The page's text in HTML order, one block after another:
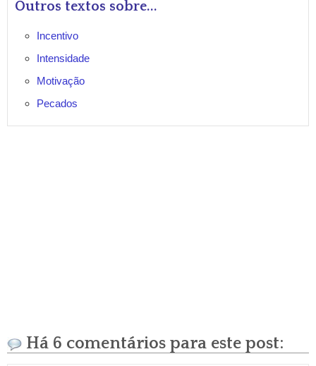
Outros textos sobre...
Incentivo
Intensidade
Motivação
Pecados
Há 6 comentários para este post: